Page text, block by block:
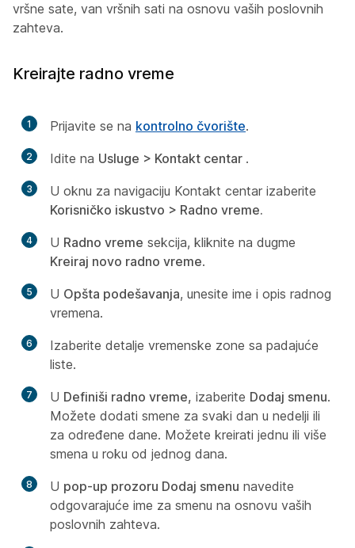
vršne sate, van vršnih sati na osnovu vaših poslovnih
zahteva.
Kreirajte radno vreme
1 Prijavite se na kontrolno čvorište.
2 Idite na Usluge > Kontakt centar .
3
U oknu za navigaciju Kontakt centar izaberite
Korisničko iskustvo > Radno vreme.
4 U Radno vreme sekcija, kliknite na dugme
Kreiraj novo radno vreme.
5 U Opšta podešavanja, unesite ime i opis radnog
vremena.
6
Izaberite detalje vremenske zone sa padajuće
liste.
7 U Definiši radno vreme, izaberite Dodaj smenu.
Možete dodati smene za svaki dan u nedelji ili
za određene dane. Možete kreirati jednu ili više
smena u roku od jednog dana.
8 U pop-up prozoru Dodaj smenu navedite
odgovarajuće ime za smenu na osnovu vaših
poslovnih zahteva.